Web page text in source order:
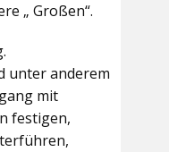
„ Großen“.
unter anderem
mit
festigen,